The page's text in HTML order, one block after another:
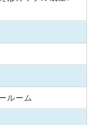
ルーム